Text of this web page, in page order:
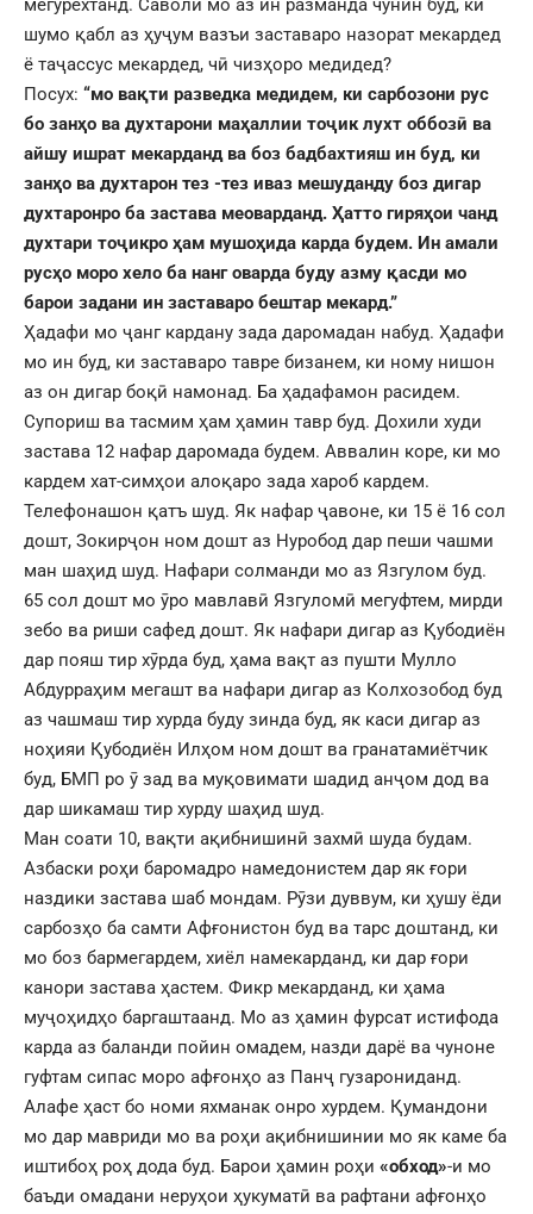
мегурехтанд. Саволи мо аз ин разманда чунин буд, ки
шумо қабл аз ҳуҷум вазъи заставаро назорат мекардед
ё таҷассус мекардед, чӣ чизҳоро медидед?
Посух: “мо вақти разведка медидем, ки сарбозони рус
бо занҳо ва духтарони маҳаллии тоҷик лухт оббозӣ ва
айшу ишрат мекарданд ва боз бадбахтияш ин буд, ки
занҳо ва духтарон тез -тез иваз мешуданду боз дигар
духтаронро ба застава меоварданд. Ҳатто гиряҳои чанд
духтари тоҷикро ҳам мушоҳида карда будем. Ин амали
русҳо моро хело ба нанг оварда буду азму қасди мо
барои задани ин заставаро бештар мекард.”
Ҳадафи мо ҷанг кардану зада даромадан набуд. Ҳадафи
мо ин буд, ки заставаро тавре бизанем, ки ному нишон
аз он дигар боқӣ намонад. Ба ҳадафамон расидем.
Супориш ва тасмим ҳам ҳамин тавр буд. Дохили худи
застава 12 нафар даромада будем. Аввалин коре, ки мо
кардем хат-симҳои алоқаро зада хароб кардем.
Телефонашон қатъ шуд. Як нафар ҷавоне, ки 15 ё 16 сол
дошт, Зокирҷон ном дошт аз Нуробод дар пеши чашми
ман шаҳид шуд. Нафари солманди мо аз Язгулом буд.
65 сол дошт мо ӯро мавлавӣ Язгуломӣ мегуфтем, мирди
зебо ва риши сафед дошт. Як нафари дигар аз Қубодиён
дар пояш тир хӯрда буд, ҳама вақт аз пушти Мулло
Абдурраҳим мегашт ва нафари дигар аз Колхозобод буд
аз чашмаш тир хурда буду зинда буд, як каси дигар аз
ноҳияи Қубодиён Илҳом ном дошт ва гранатамиётчик
буд, БМП ро ӯ зад ва муқовимати шадид анҷом дод ва
дар шикамаш тир хурду шаҳид шуд.
Ман соати 10, вақти ақибнишинӣ захмӣ шуда будам.
Азбаски роҳи баромадро намедонистем дар як ғори
наздики застава шаб мондам. Рӯзи дуввум, ки ҳушу ёди
сарбозҳо ба самти Афғонистон буд ва тарс доштанд, ки
мо боз бармегардем, хиёл намекарданд, ки дар ғори
канори застава ҳастем. Фикр мекарданд, ки ҳама
муҷоҳидҳо баргаштаанд. Мо аз ҳамин фурсат истифода
карда аз баланди пойин омадем, назди дарё ва чуноне
гуфтам сипас моро афғонҳо аз Панҷ гузарониданд.
Алафе ҳаст бо номи яхманак онро хурдем. Қумандони
мо дар мавриди мо ва роҳи ақибнишинии мо як каме ба
иштибоҳ роҳ дода буд. Барои ҳамин роҳи «обход»-и мо
баъди омадани неруҳои ҳукуматӣ ва рафтани афғонҳо